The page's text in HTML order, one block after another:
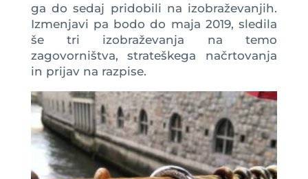
ga do sedaj pridobili na izobraževanjih.
Izmenjavi pa bodo do maja 2019, sledila
še tri izobraževanja na temo
zagovorništva, strateškega načrtovanja
in prijav na razpise.